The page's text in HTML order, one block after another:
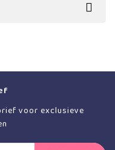
voor exclusieve